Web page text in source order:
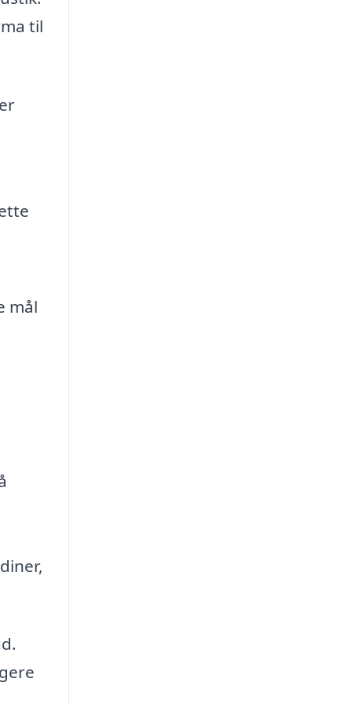
til
mål